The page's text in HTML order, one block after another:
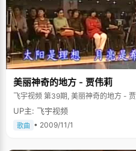
支持女儿的兴趣爱好，只要合理的要
没有原则的。只是他们认为女儿可能
下来认真探讨，不是以一种强硬不可
理，让女儿诚心的接受。 （张秋婷是2008奥运志愿者，手中就是志愿者身
份牌） 曾经的游戏"重症患者" 张秋婷是伴着电脑游戏长大的，在她只有2
岁，扎四个小辫子的时候，喜好电脑
为培养女儿对电脑的了解，可是又不
婷玩游戏，"爸爸想培养我对电脑的兴
张秋婷说，"从玩小动物搬家开始，到
到后来的《轩辕剑》我都玩过，还痴
《星际》&hellip;&hellip;"说起游戏来
风靡全球的网游的《魔兽世界》的骨
张秋婷对玩游戏的时间很有节制的，
游戏来释放压力："压力越大，我玩的
美丽神奇的地方 - 贾伟莉
飞宇视频 第39期, 美丽神奇的地方 -
UP主: 飞宇视频
歌曲 • 2009/11/1